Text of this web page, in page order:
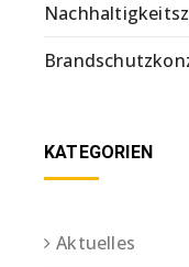
KATEGORIEN
Aktuelles